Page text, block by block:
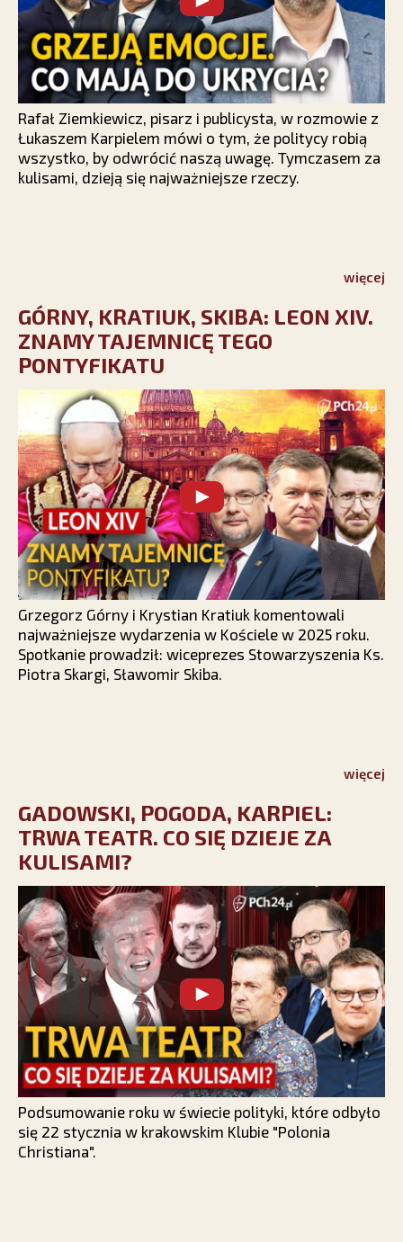
Rafał Ziemkiewicz, pisarz i publicysta, w rozmowie z
Łukaszem Karpielem mówi o tym, że politycy robią
wszystko, by odwrócić naszą uwagę. Tymczasem za
kulisami, dzieją się najważniejsze rzeczy.
więcej
GÓRNY, KRATIUK, SKIBA: LEON XIV.
ZNAMY TAJEMNICĘ TEGO
PONTYFIKATU
Grzegorz Górny i Krystian Kratiuk komentowali
najważniejsze wydarzenia w Kościele w 2025 roku.
Spotkanie prowadził: wiceprezes Stowarzyszenia Ks.
Piotra Skargi, Sławomir Skiba.
więcej
GADOWSKI, POGODA, KARPIEL:
TRWA TEATR. CO SIĘ DZIEJE ZA
KULISAMI?
Podsumowanie roku w świecie polityki, które odbyło
się 22 stycznia w krakowskim Klubie "Polonia
Christiana".